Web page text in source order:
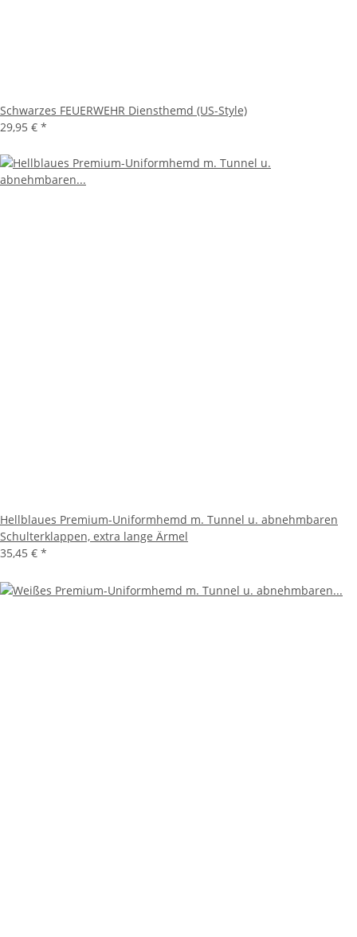
Schwarzes FEUERWEHR Diensthemd (US-Style)
29,95 € *
Hellblaues Premium-Uniformhemd m. Tunnel u. abnehmbaren
Schulterklappen, extra lange Ärmel
35,45 € *